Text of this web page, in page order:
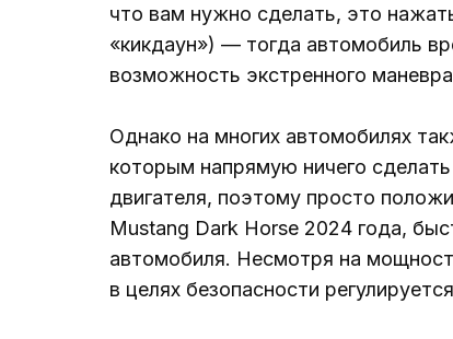
что вам нужно сделать, это
«кикдаун») — тогда автомобиль
возможность экстренного
Однако на многих автомобилях
которым напрямую ничего
двигателя, поэтому просто
Mustang Dark Horse 2024 года,
автомобиля. Несмотря на
в целях безопасности